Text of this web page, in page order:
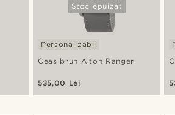
Stoc epuizat
Ceas brun Alton Ranger
Personalizabil
535,00 Lei